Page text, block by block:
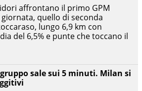
sale sui 5 minuti. Milan si
affrontano il primo GPM
quello di seconda
lungo 6,9 km con
del 6,5% e punte che toccano il